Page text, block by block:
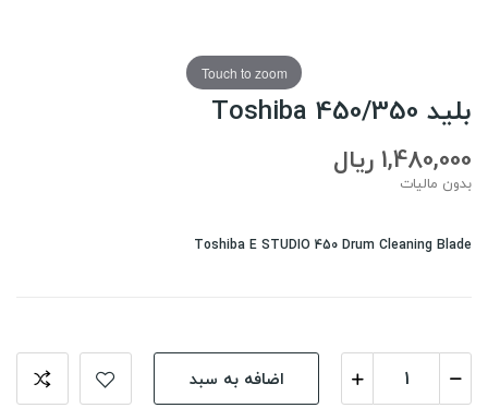
Touch to zoom
بلید Toshiba 450/350
1,480,000 ریال
بدون مالیات
Toshiba E STUDIO 450 Drum Cleaning Blade
اضافه به سبد